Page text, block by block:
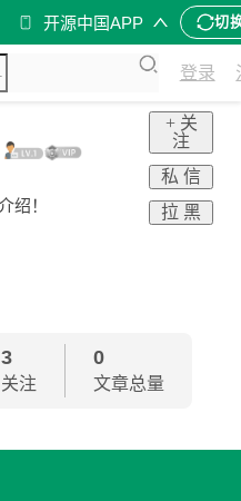
开源中国APP 切
登录
绍！
+ 关
注
私 信
拉 黑
3
关注
0
文章总量